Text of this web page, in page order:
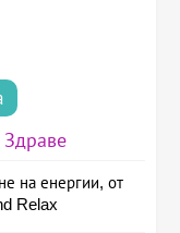
Здраве
на енергии, от
Relax